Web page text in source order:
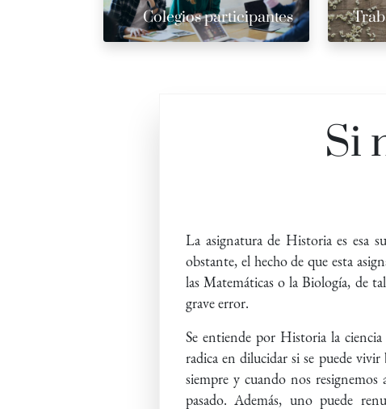
Colegios participantes
Si
La asignatura de Historia es esa
obstante, el hecho de que esta
las Matemáticas o la Biología, de
grave error.
Se entiende por Historia la ciencia
radica en dilucidar si se puede
siempre y cuando nos
pasado. Además, uno puede